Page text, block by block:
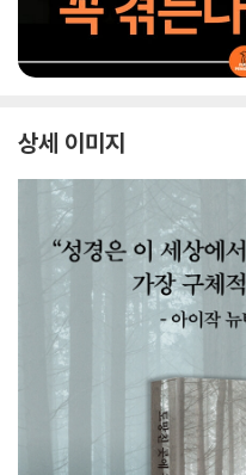
상세 이미지